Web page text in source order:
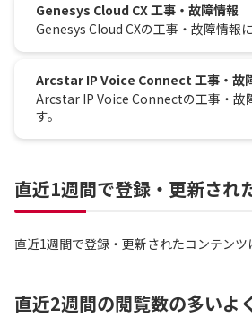
Genesys Cloud CX 工事・故障情報
Genesys Cloud CXの工事・故障情報
Arcstar IP Voice Connect 工事・故
Arcstar IP Voice Connectの工事・故
す。
直近1週間で登録・更新され
直近1週間で登録・更新されたコンテンツ
直近2週間の閲覧数の多いよ